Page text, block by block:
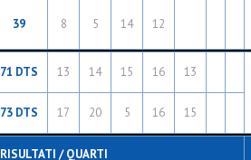
39 8 5 14 12
71 DTS 13 14 15 16 13
73 DTS 17 20 5 16 15
RISULTATI / QUARTI